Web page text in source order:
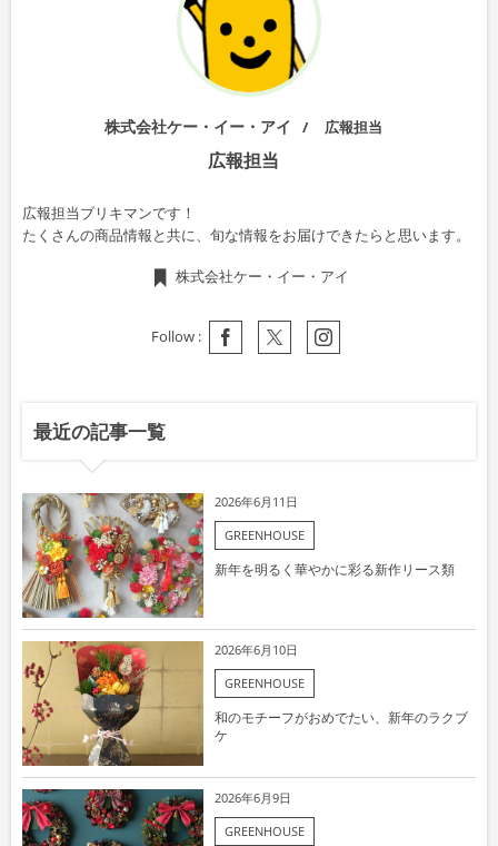
株式会社ケー・イー・アイ 広報担当
広報担当
広報担当ブリキマンです！
たくさんの商品情報と共に、旬な情報をお届けできたらと思います。
株式会社ケー・イー・アイ
Follow :
最近の記事一覧
2026年6月11日
GREENHOUSE
新年を明るく華やかに彩る新作リース類
2026年6月10日
GREENHOUSE
和のモチーフがおめでたい、新年のラクブ
ケ
2026年6月9日
GREENHOUSE